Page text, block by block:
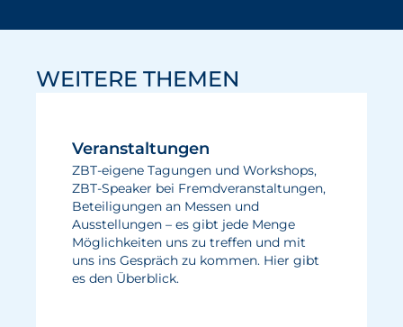
WEITERE THEMEN
Veranstaltungen
ZBT-eigene Tagungen und Workshops,
ZBT-Speaker bei Fremdveranstaltungen,
Beteiligungen an Messen und
Ausstellungen – es gibt jede Menge
Möglichkeiten uns zu treffen und mit
uns ins Gespräch zu kommen. Hier gibt
es den Überblick.